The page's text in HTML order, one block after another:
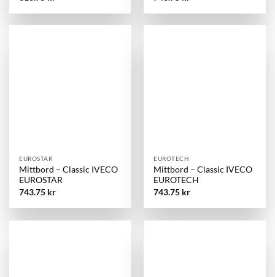
EUROSTAR
Mittbord – Classic IVECO
EUROSTAR
743.75 kr
EUROTECH
Mittbord – Classic IVECO
EUROTECH
743.75 kr